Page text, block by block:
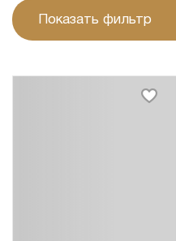
Показать фильтр